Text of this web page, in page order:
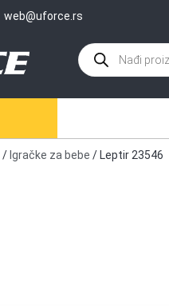
web@uforce.rs
/ Igračke za bebe / Leptir 23546